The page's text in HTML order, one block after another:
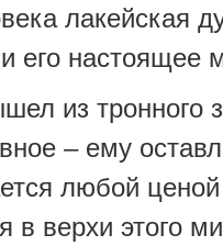
лакейская
его настоящее
из тронного
– ему
любой ценой
в верхи этого